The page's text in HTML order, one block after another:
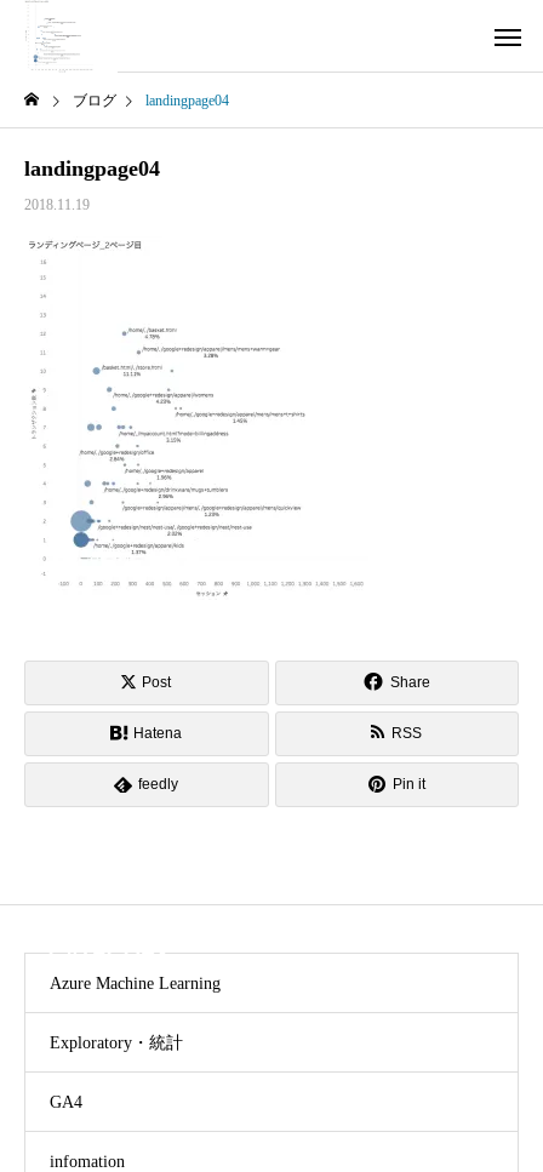
ブログ landingpage04
landingpage04
2018.11.19
Post Share
Hatena RSS
feedly Pin it
CATEGORY
Azure Machine Learning
Exploratory・統計
GA4
infomation